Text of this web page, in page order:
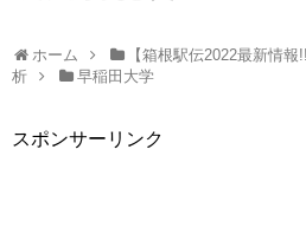
ホーム
【箱根駅伝2022最新情
析
早稲田大学
スポンサーリンク